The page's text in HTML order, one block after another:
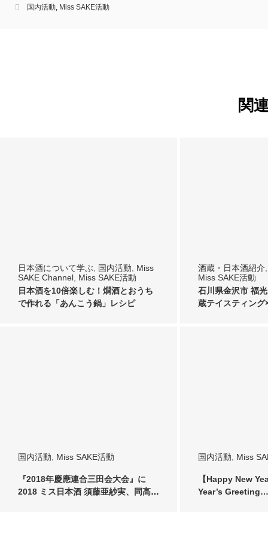
国内活動, Miss SAKE活動
関
日本酒について学ぶ 国内活動
Miss
SAKE Channel Miss SAKE活動
日本酒を10倍楽しむ！燗酒とおうち
で作れる「あんこう鍋」レシピ
酒蔵・日本酒紹介
Miss SAKE活動
石川県金沢市 福
蔵テイスティン
国内活動 Miss SAKE活動
『2018年慶應連合三田会大会』に
2018 ミス日本酒 須藤亜紗実、同高知
国内活動 Miss
【Happy New
Year’s Greeting…